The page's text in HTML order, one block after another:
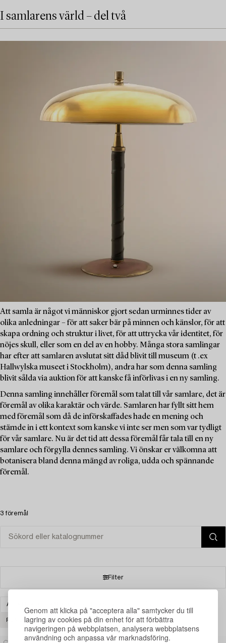
Genom att klicka på "acceptera alla" samtycker du till
lagring av cookies på din enhet för att förbättra
navigeringen på webbplatsen, analysera webbplatsens
användning och anpassa vår marknadsföring.
I samlarens värld – del två
Att samla är något vi människor gjort sedan urminnes tider av
olika anledningar – för att saker bär på minnen och känslor, för att
skapa ordning och struktur i livet, för att uttrycka vår identitet, för
nöjes skull, eller som en del av en hobby. Många stora samlingar
har efter att samlaren avslutat sitt dåd blivit till museum (t .ex
Hallwylska museet i Stockholm), andra har som denna samling
blivit sålda via auktion för att kanske få införlivas i en ny samling.
Denna samling innehåller föremål som talat till vår samlare, det är
föremål av olika karaktär och värde. Samlaren har fyllt sitt hem
med föremål som då de införskaffades hade en mening och
stämde in i ett kontext som kanske vi inte ser men som var tydligt
för vår samlare. Nu är det tid att dessa föremål får tala till en ny
samlare och förgylla dennes samling. Vi önskar er välkomna att
botanisera bland denna mängd av roliga, udda och spännande
föremål.
3 föremål
Filter
ASIATISK KERAMIK & KONSTHANTVERK
RENSA ALLA